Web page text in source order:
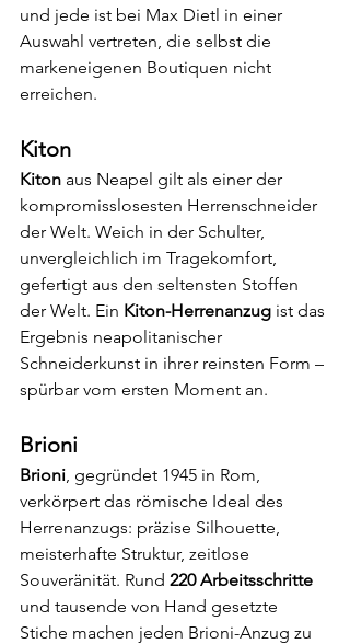
und jede ist bei Max Dietl in einer
Auswahl vertreten, die selbst die
markeneigenen Boutiquen nicht
erreichen.
Kiton
Kiton aus Neapel gilt als einer der
kompromisslosesten Herrenschneider
der Welt. Weich in der Schulter,
unvergleichlich im Tragekomfort,
gefertigt aus den seltensten Stoffen
der Welt. Ein Kiton-Herrenanzug ist das
Ergebnis neapolitanischer
Schneiderkunst in ihrer reinsten Form –
spürbar vom ersten Moment an.
Brioni
Brioni, gegründet 1945 in Rom,
verkörpert das römische Ideal des
Herrenanzugs: präzise Silhouette,
meisterhafte Struktur, zeitlose
Souveränität. Rund 220 Arbeitsschritte
und tausende von Hand gesetzte
Stiche machen jeden Brioni-Anzug zu